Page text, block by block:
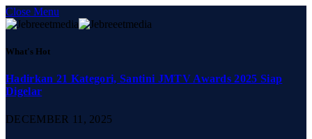
Close Menu
What's Hot
Hadirkan 21 Kategori, Santini JMTV Awards 2025 Siap
Digelar
DECEMBER 11, 2025